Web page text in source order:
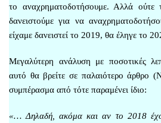
το αναχρηματοδοτήσουμε. Αλλά ούτε
δανειστούμε για να
είχαμε δανειστεί το 2019, θα έληγε το
Μεγαλύτερη ανάλυση με ποσοτικές
αυτό θα βρείτε σε παλαιότερο άρθρο
συμπέρασμα από τότε παραμένει ίδιο:
«… Δηλαδή, ακόμα και αν το 2018